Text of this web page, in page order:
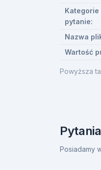
Powyższa
pytanie:
Nazwa
Wartość
Posiadamy